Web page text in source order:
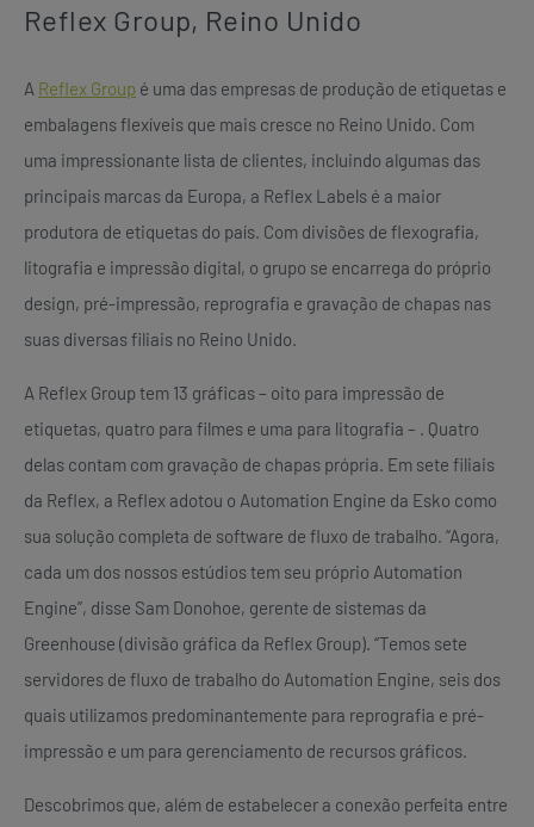
Reflex Group, Reino Unido
A Reflex Group é uma das empresas de produção de etiquetas e
embalagens flexíveis que mais cresce no Reino Unido. Com
uma impressionante lista de clientes, incluindo algumas das
principais marcas da Europa, a Reflex Labels é a maior
produtora de etiquetas do país. Com divisões de flexografia,
litografia e impressão digital, o grupo se encarrega do próprio
design, pré-impressão, reprografia e gravação de chapas nas
suas diversas filiais no Reino Unido.
A Reflex Group tem 13 gráficas – oito para impressão de
etiquetas, quatro para filmes e uma para litografia – . Quatro
delas contam com gravação de chapas própria. Em sete filiais
da Reflex, a Reflex adotou o Automation Engine da Esko como
sua solução completa de software de fluxo de trabalho. “Agora,
cada um dos nossos estúdios tem seu próprio Automation
Engine”, disse Sam Donohoe, gerente de sistemas da
Greenhouse (divisão gráfica da Reflex Group). “Temos sete
servidores de fluxo de trabalho do Automation Engine, seis dos
quais utilizamos predominantemente para reprografia e pré-
impressão e um para gerenciamento de recursos gráficos.
Descobrimos que, além de estabelecer a conexão perfeita entre